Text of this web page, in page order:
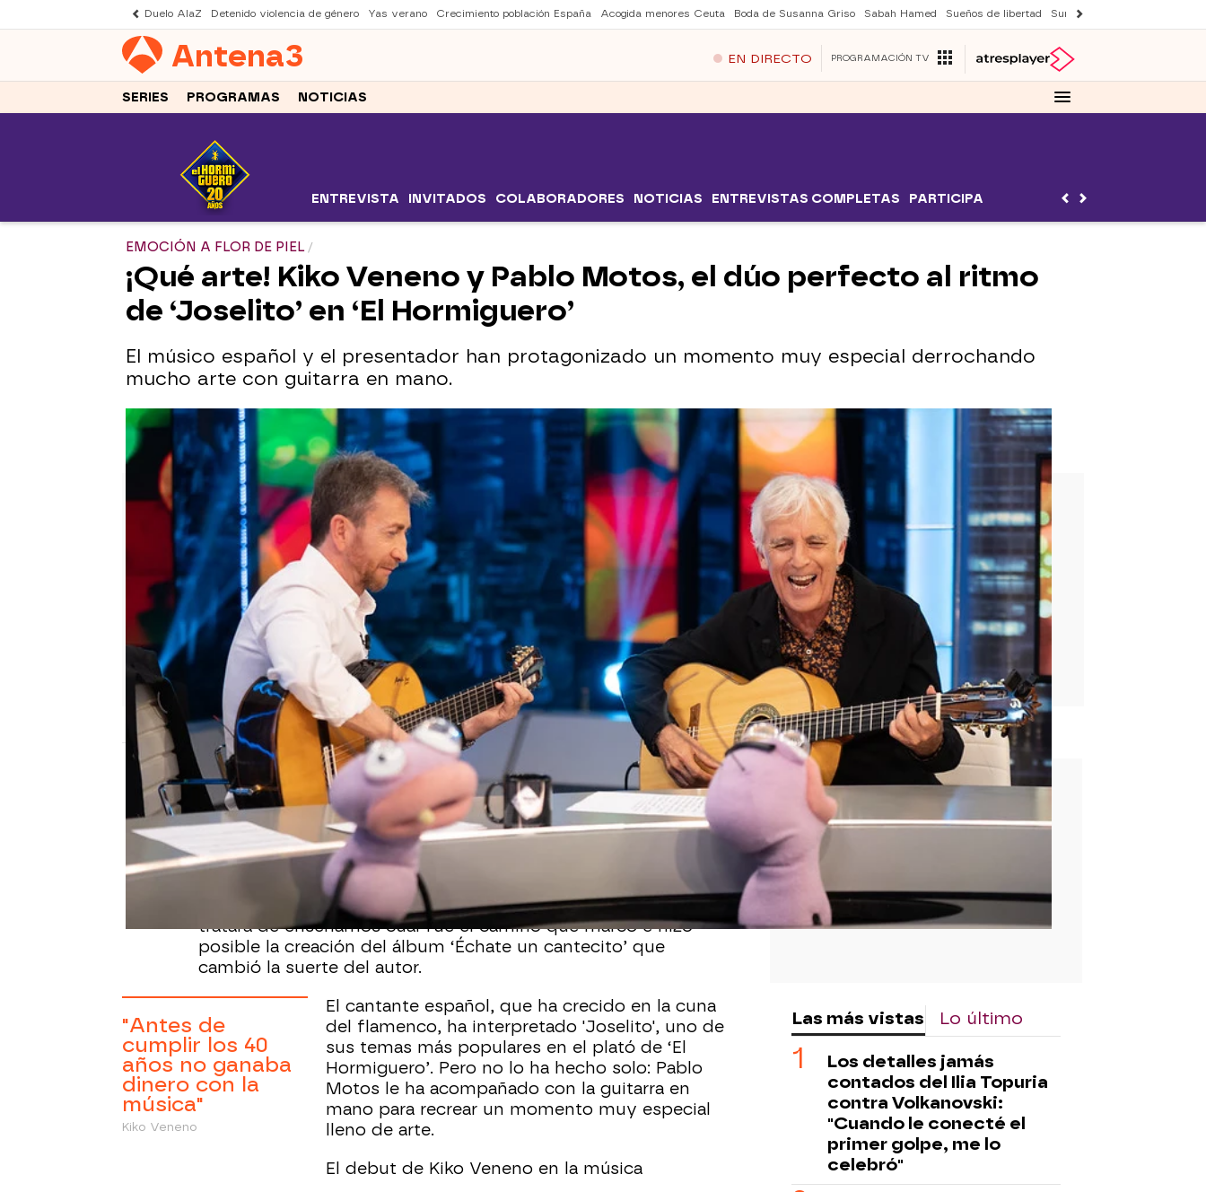
Duelo AlaZ Detenido violencia de género Yas verano Crecimiento población España Acogida menores Ceuta Boda de Susanna Griso Sabah Hamed Sueños de libertad Suri y Tom Cruise
Antena3 EN DIRECTO PROGRAMACIÓN TV
SERIES PROGRAMAS NOTICIAS
ENTREVISTA INVITADOS COLABORADORES NOTICIAS ENTREVISTAS COMPLETAS PARTICIPA
EMOCIÓN A FLOR DE PIEL
¡Qué arte! Kiko Veneno y Pablo Motos, el dúo perfecto al ritmo
de ‘Joselito’ en ‘El Hormiguero’
El músico español y el presentador han protagonizado un momento muy especial derrochando
mucho arte con guitarra en mano.
Kiko Veneno sorprende a Pablo Motos con su confesión: "Antes de los 40 años no ganaba dinero con la
música"
El Hormiguero
Publicado:20 de marzo de 2023, 22:25 WhatsappFacebook
X
La semana en ‘El Hormiguero’ ha arrancado con la visita del
cantanteKiko Venenoque se ha estrenado en el plató por
primera vez. En la entrevista ha hablado de su documental
día Lobo López’ que se estrena el próximo 24 de marzo. En él,
tratará de enseñarnos cuál fue el camino que marcó e hizo
posible la creación del álbum ‘Échate un cantecito’ que
cambió la suerte del autor.
"Antes de
cumplir los 40
años no ganaba
dinero con la
música"
Kiko Veneno
El cantante español, que ha crecido en la cuna
del flamenco, ha interpretado 'Joselito', uno de
sus temas más populares en el plató de ‘El
Hormiguero’. Pero no lo ha hecho solo: Pablo
Motos le ha acompañado con la guitarra en
mano para recrear un momento muy especial
lleno de arte.
El debut de Kiko Veneno en la música
Las más vistas Lo último
Los detalles jamás
contados del Ilia Topuria
contra Volkanovski:
"Cuando le conecté el
primer golpe, me lo
celebró"